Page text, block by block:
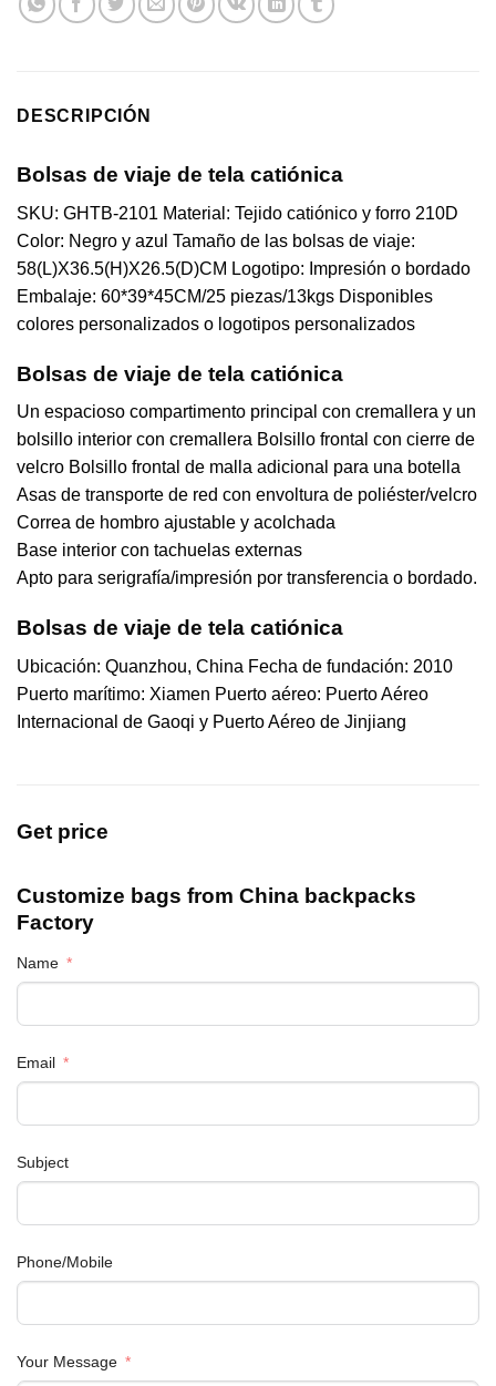
DESCRIPCIÓN
Bolsas de viaje de tela catiónica
SKU: GHTB-2101 Material: Tejido catiónico y forro 210D
Color: Negro y azul Tamaño de las bolsas de viaje:
58(L)X36.5(H)X26.5(D)CM Logotipo: Impresión o bordado
Embalaje: 60*39*45CM/25 piezas/13kgs Disponibles
colores personalizados o logotipos personalizados
Bolsas de viaje de tela catiónica
Un espacioso compartimento principal con cremallera y un
bolsillo interior con cremallera Bolsillo frontal con cierre de
velcro Bolsillo frontal de malla adicional para una botella
Asas de transporte de red con envoltura de poliéster/velcro
Correa de hombro ajustable y acolchada
Base interior con tachuelas externas
Apto para serigrafía/impresión por transferencia o bordado.
Bolsas de viaje de tela catiónica
Ubicación: Quanzhou, China Fecha de fundación: 2010
Puerto marítimo: Xiamen Puerto aéreo: Puerto Aéreo
Internacional de Gaoqi y Puerto Aéreo de Jinjiang
Get price
Customize bags from China backpacks
Factory
Name
Email
Subject
Phone/Mobile
Your Message